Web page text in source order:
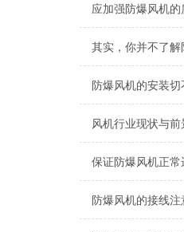
应加强防爆风机的
其实，你并不了
防爆风机的安装
风机行业现状与前
保证防爆风机正
防爆风机的接线注